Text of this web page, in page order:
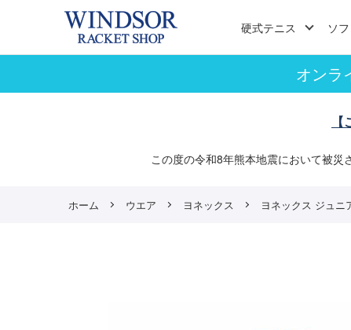
硬式テニス ソ
オンラ
この度の令和8年熊本地震において被災
ホーム ウエア ヨネックス ヨネックス ジュニ